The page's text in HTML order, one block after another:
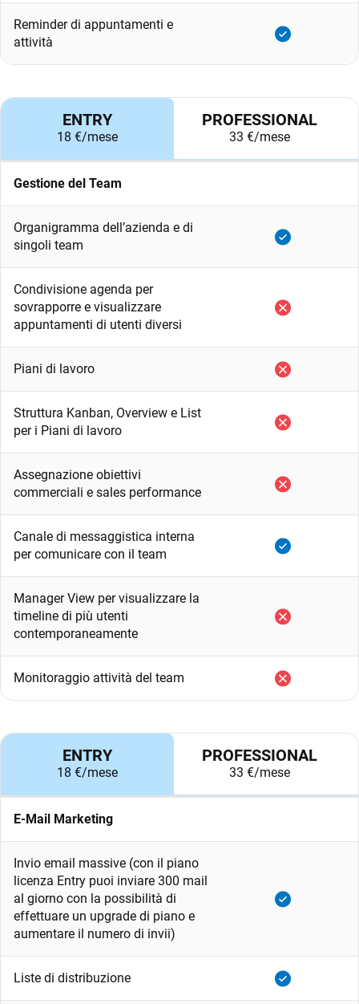
Reminder di appuntamenti e
attività
ENTRY
18 €/mese
PROFESSIONAL
33 €/mese
Gestione del Team
Organigramma dell’azienda e di
singoli team
Condivisione agenda per
sovrapporre e visualizzare
appuntamenti di utenti diversi
Piani di lavoro
Struttura Kanban, Overview e List
per i Piani di lavoro
Assegnazione obiettivi
commerciali e sales performance
Canale di messaggistica interna
per comunicare con il team
Manager View per visualizzare la
timeline di più utenti
contemporaneamente
Monitoraggio attività del team
ENTRY
18 €/mese
PROFESSIONAL
33 €/mese
E-Mail Marketing
Invio email massive (con il piano
licenza Entry puoi inviare 300 mail
al giorno con la possibilità di
effettuare un upgrade di piano e
aumentare il numero di invii)
Liste di distribuzione